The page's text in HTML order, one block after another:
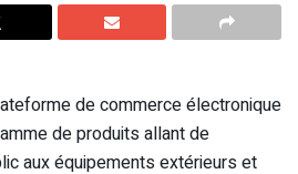
de commerce électronique
de produits allant de
aux équipements extérieurs et